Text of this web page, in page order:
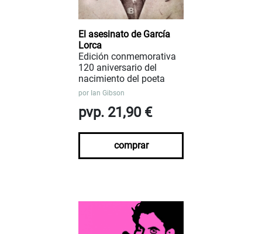
El asesinato de García
Lorca
Edición conmemorativa
120 aniversario del
nacimiento del poeta
por Ian Gibson
pvp. 21,90 €
comprar